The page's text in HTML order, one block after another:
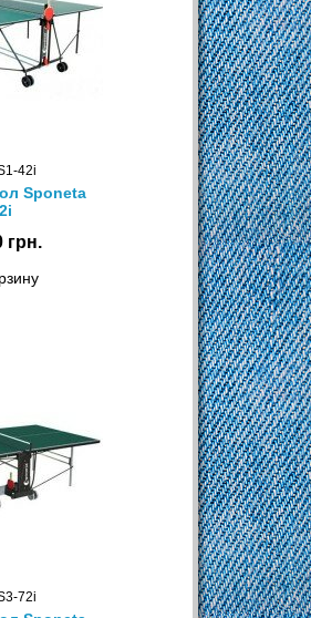
42i
Sponeta
грн.
72i